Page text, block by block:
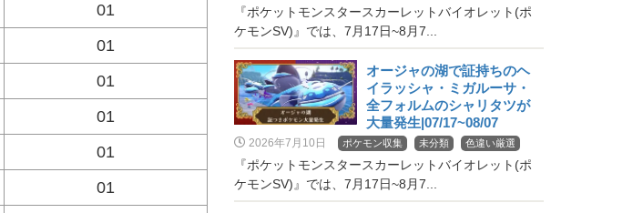
01
01
01
01
01
01
『ポケットモンスタースカーレットバイオレット(ポ
ケモンSV)』では、7月17日~8月7...
オージャの湖で証持ちのヘ
イラッシャ・ミガルーサ・
全フォルムのシャリタツが
大量発生|07/17~08/07
2026年7月10日 ポケモン収集 未分類 色違い厳選
『ポケットモンスタースカーレットバイオレット(ポ
ケモンSV)』では、7月17日~8月7...